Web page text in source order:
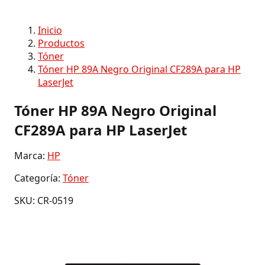
Inicio
Productos
Tóner
Tóner HP 89A Negro Original CF289A para HP
LaserJet
Tóner HP 89A Negro Original
CF289A para HP LaserJet
Marca: HP
Categoría: Tóner
SKU: CR-0519